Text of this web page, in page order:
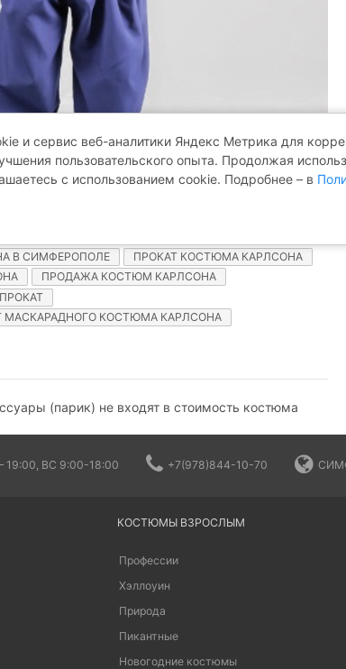
В СИМФЕРОПОЛЕ
ПРОКАТ КОСТЮМА КАРЛСОНА
ПРОДАЖА КОСТЮМ КАРЛСОНА
МАСКАРАДНОГО КОСТЮМА КАРЛСОНА
(парик) не входят в стоимость костюма
19:00, ВС 9:00-18:00 +7(978)844-10-70
КОСТЮМЫ ВЗРОСЛЫМ
Профессии
Хэллоуин
Природа
Пикантные
Новогодние костюмы
и сервис веб-аналитики Яндекс Метрика для
пользовательского опыта. Продолжая
с использованием cookie. Подробнее – в